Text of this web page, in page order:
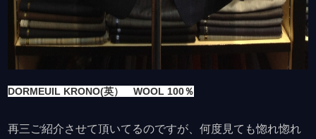
DORMEUIL KRONO(英） WOOL 100％
再三ご紹介させて頂いてるのですが、何度見ても惚れ惚れ